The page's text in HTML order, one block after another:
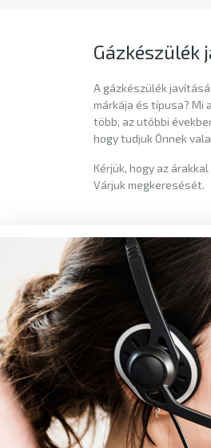
Gázkészülék
A gázkészülék
márkája és típusa? Mi
több, az utóbbi
hogy tudjuk Önnek
Kérjük, hogy az
Várjuk megkeresését.